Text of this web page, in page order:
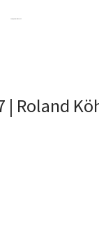
| Roland